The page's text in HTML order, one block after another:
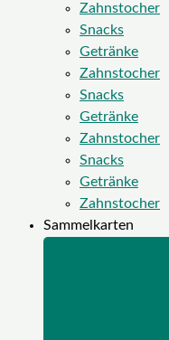
Zahnstocher
Snacks
Getränke
Zahnstocher
Snacks
Getränke
Zahnstocher
Snacks
Getränke
Zahnstocher
Sammelkarten